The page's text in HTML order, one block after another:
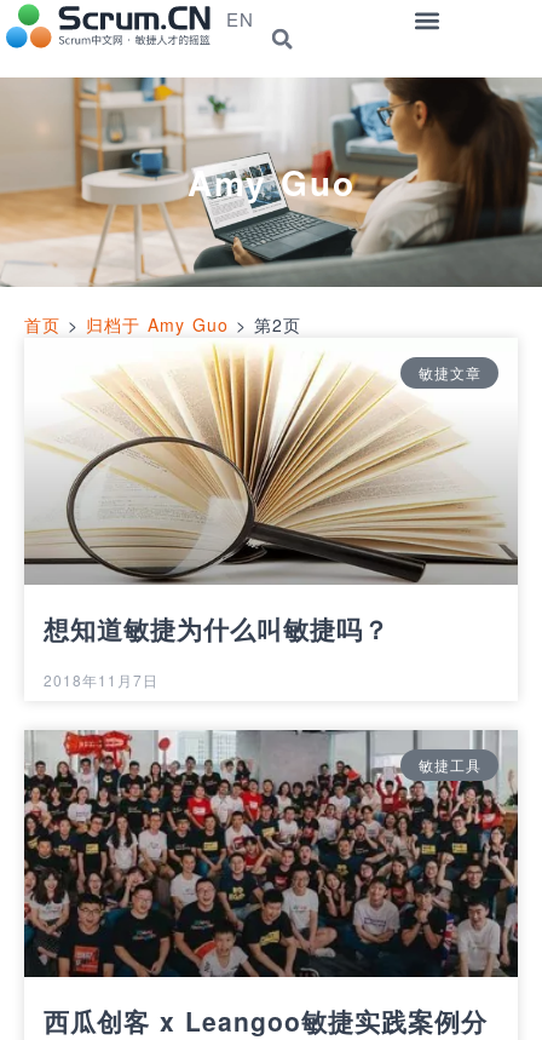
EN
Amy Guo
首页 > 归档于 Amy Guo > 第2页
敏捷文章
想知道敏捷为什么叫敏捷吗？
2018年11月7日
敏捷工具
西瓜创客 x Leangoo敏捷实践案例分